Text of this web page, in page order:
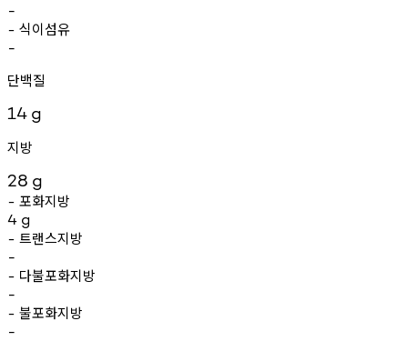
-
- 식이섬유
-
단백질
14 g
지방
28 g
- 포화지방
4 g
- 트랜스지방
-
- 다불포화지방
-
- 불포화지방
-